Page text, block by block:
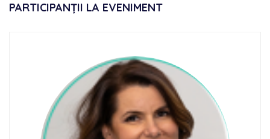
PARTICIPANȚII LA EVENIMENT